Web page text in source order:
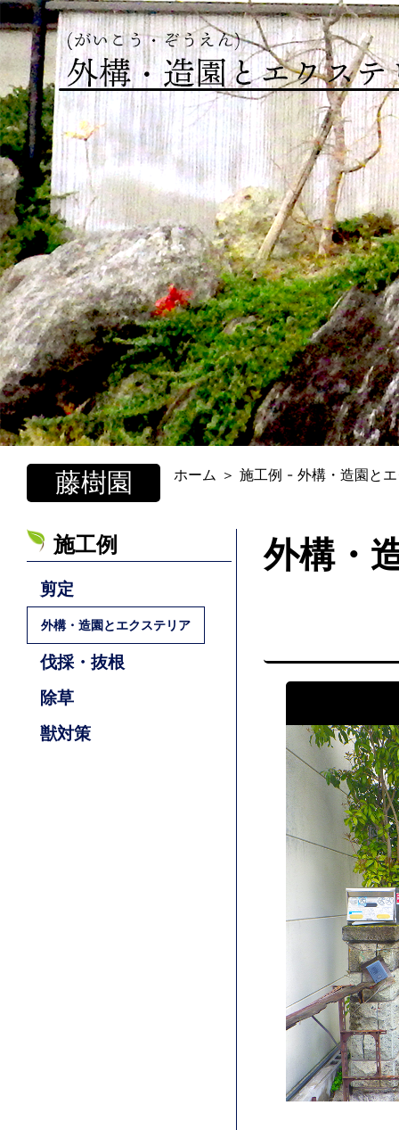
藤樹園 ホーム ＞ 施工例 - 外構・造園と
施工例
剪定
外構・造園とエクステリア
伐採・抜根
除草
獣対策
外構・